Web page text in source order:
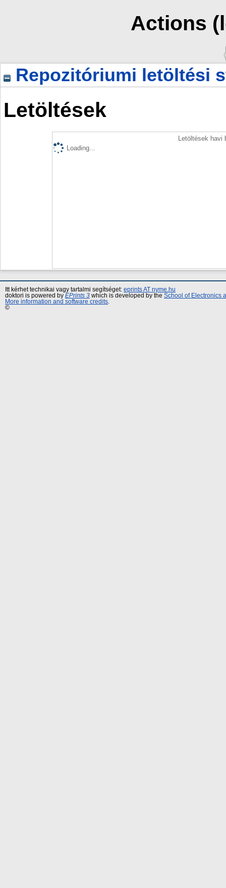
Actions
Repozitóriumi letöltési
Letöltések
Letöltések
Loading...
Itt kérhet technikai vagy tartalmi segítséget: eprints AT nyme.hu
doktori is powered by EPrints 3 which is developed by the School of Electronics
More information and software credits
©